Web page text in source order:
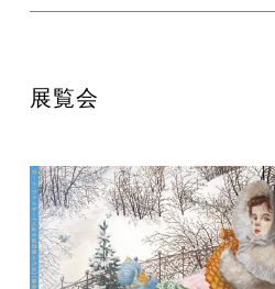
展覧会